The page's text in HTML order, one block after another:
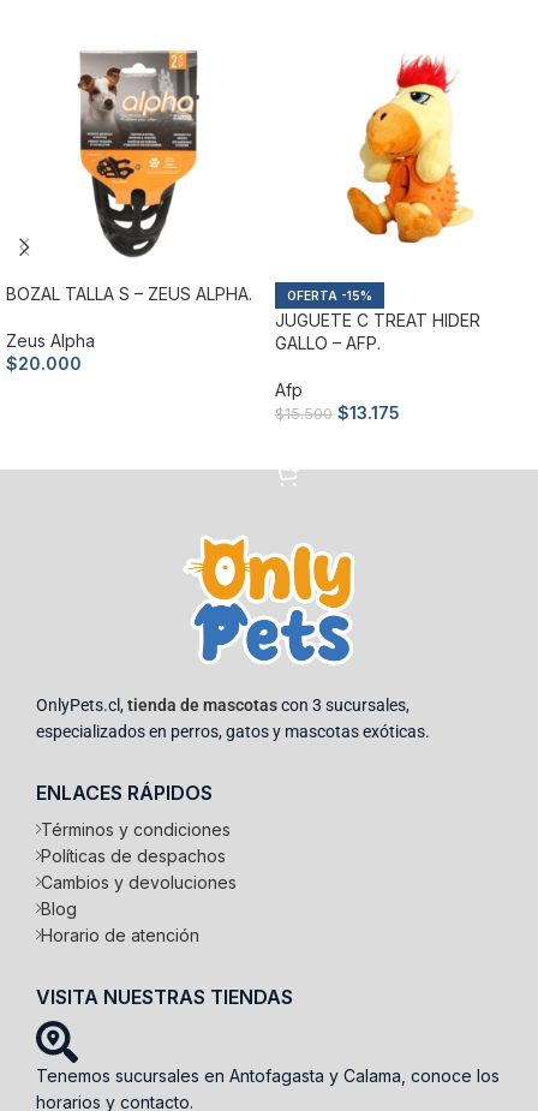
BOZAL TALLA S – ZEUS ALPHA.
Zeus Alpha
$20.000
-15%
JUGUETE C TREAT HIDER
GALLO – AFP.
Afp
$15.500 $13.175
OnlyPets.cl,tienda de mascotascon 3 sucursales,
especializados en perros, gatos y mascotas exóticas.
ENLACES RÁPIDOS
Términos y condiciones
Políticas de despachos
Cambios y devoluciones
Blog
Horario de atención
VISITA NUESTRAS TIENDAS
Tenemos sucursales en Antofagasta y Calama, conoce los
horarios y contacto.